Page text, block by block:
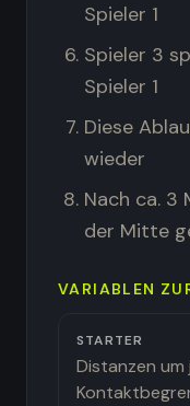
Spieler 1
Spieler 3
Spieler 1
Diese
wieder
Nach ca. 3
der Mitte
VARIABLEN
STARTER
Distanzen um